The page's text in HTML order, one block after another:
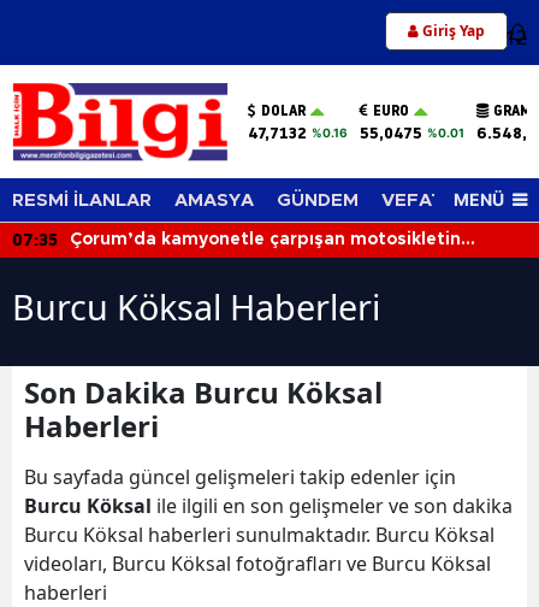
Giriş Yap 12
DOLAR
47,7132 %0.16
EURO
55,0475 %0.01
GRAM
RESMİ İLANLAR AMASYA GÜNDEM VEFAT EDENLER
MENÜ
07:35
Çorum’da kamyonetle çarpışan motosikletin
Burcu Köksal Haberleri
Son Dakika Burcu Köksal
Haberleri
Bu sayfada güncel gelişmeleri takip edenler için
Burcu Köksal ile ilgili en son gelişmeler ve son dakika
Burcu Köksal haberleri sunulmaktadır. Burcu Köksal
videoları, Burcu Köksal fotoğrafları ve Burcu Köksal
haberleri